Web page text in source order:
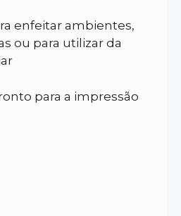
enfeitar ambientes,
ou para utilizar da
para a impressão